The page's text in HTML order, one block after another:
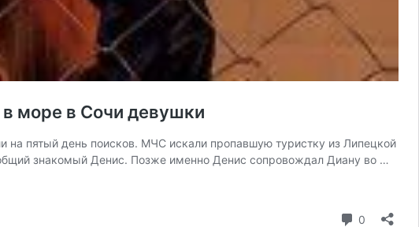
в море в Сочи девушки
на пятый день поисков. МЧС искали пропавшую туристку из Липецкой
знакомый Денис. Позже именно Денис сопровождал Диану во …
0